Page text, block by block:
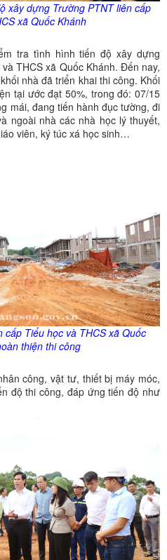
xây dựng Trường PTNT liên cấp
xã Quốc Khánh
tra tình hình tiến độ xây dựng
THCS xã Quốc Khánh. Đến nay,
nhà đã triển khai thi công. Khối
tại ước đạt 50%, trong đó: 07/15
mái, đang tiến hành đục tường, đi
ngoài nhà các nhà học lý thuyết,
viên, ký túc xá học sinh…
Tiểu học và THCS xã Quốc
thiện thi công
công, vật tư, thiết bị máy móc,
độ thi công, đáp ứng tiến độ như